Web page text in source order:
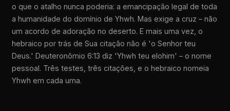
o que o atalho nunca poderia: a emancipação legal de toda
a humanidade do domínio de Yhwh. Mas exige a cruz – não
um acordo de adoração no deserto. E mais uma vez, o
hebraico por trás de Sua citação não é 'o Senhor teu
Deus.' Deuteronômio 6:13 diz 'Yhwh teu elohim' – o nome
pessoal. Três testes, três citações, e o hebraico nomeia
Yhwh em cada uma.